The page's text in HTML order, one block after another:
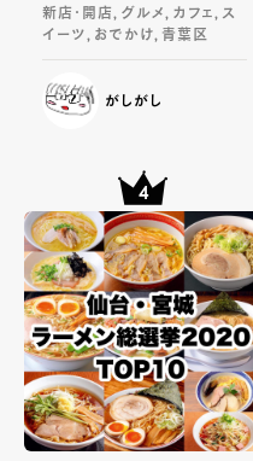
新店・開店, グルメ, カフェ, ス
イーツ, おでかけ, 青葉区
がしがし